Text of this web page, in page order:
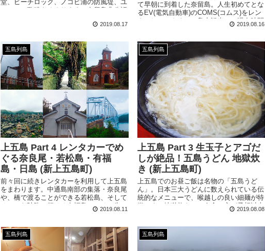
堂、ビーチロック、ノコビ浦の防風堤、ユ
ーミンの歌碑をめぐります。奈留島非公認
2019.08.17
て早朝に到着した奈留島。人生初めてとな
るEV(電気自動車)のCOMS(コムス)をレン
タルして、さくっと島内観光へ。滞在時間
2019.08.16
五島列島
上五島 Part 4 レンタカーでめ
ぐる奈良尾・若松島・有福
島・日島 (新上五島町)
前々回に続きレンタカーを利用して上五島
をまわります。中通島南部の集落・奈良尾
や、橋で渡ることができる若松島、そして
そこから陸路で行ける有福島と、その先に
2019.08.11
五島列島
上五島 Part 3 生玉子とアゴだ
しが絶品！五島うどん 地獄炊
き (新上五島町)
上五島でのお昼ご飯は名物の「五島うど
ん」。日本三大うどんに数えられている伝
統的なメニューで、喉越しの良い細麺が特
徴です。地獄炊きという食べ方が予想以上
2019.08.08
五島列島 五島列島